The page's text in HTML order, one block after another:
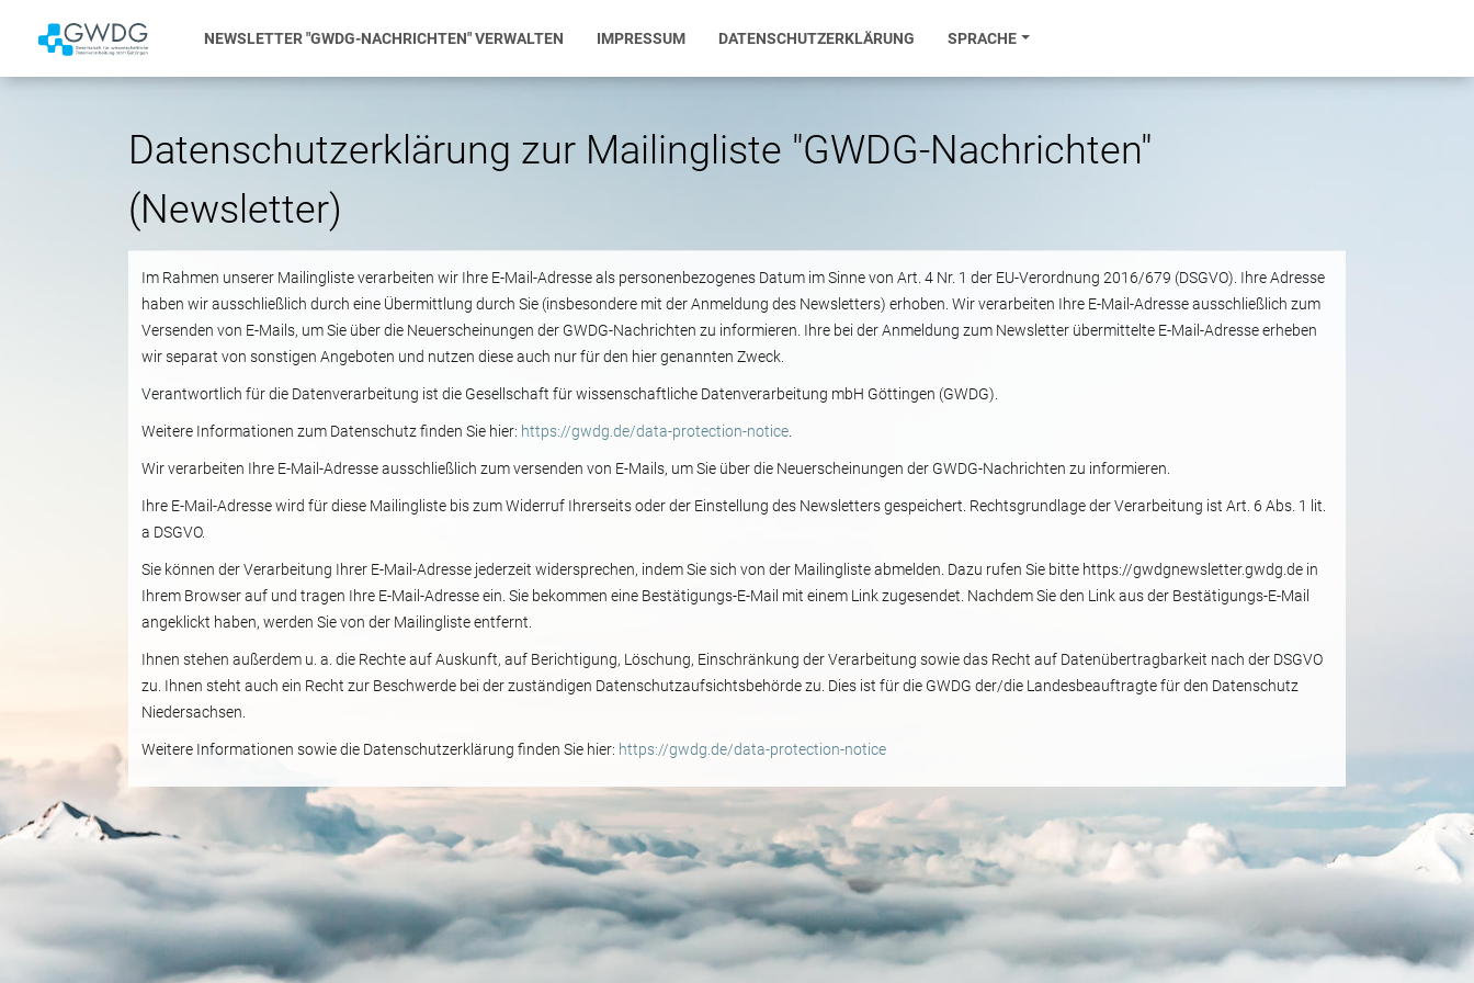
NEWSLETTER "GWDG-NACHRICHTEN" VERWALTEN IMPRESSUM DATENSCHUTZERKLÄRUNG SPRACHE
Datenschutzerklärung zur Mailingliste "GWDG-Nachrichten"
(Newsletter)
Im Rahmen unserer Mailingliste verarbeiten wir Ihre E-Mail-Adresse als personenbezogenes Datum im Sinne von Art. 4 Nr. 1 der EU-Verordnung 2016/679 (DSGVO). Ihre Adresse
haben wir ausschließlich durch eine Übermittlung durch Sie (insbesondere mit der Anmeldung des Newsletters) erhoben. Wir verarbeiten Ihre E-Mail-Adresse ausschließlich zum
Versenden von E-Mails, um Sie über die Neuerscheinungen der GWDG-Nachrichten zu informieren. Ihre bei der Anmeldung zum Newsletter übermittelte E-Mail-Adresse erheben
wir separat von sonstigen Angeboten und nutzen diese auch nur für den hier genannten Zweck.
Verantwortlich für die Datenverarbeitung ist die Gesellschaft für wissenschaftliche Datenverarbeitung mbH Göttingen (GWDG).
Weitere Informationen zum Datenschutz finden Sie hier: https://gwdg.de/data-protection-notice
Wir verarbeiten Ihre E-Mail-Adresse ausschließlich zum versenden von E-Mails, um Sie über die Neuerscheinungen der GWDG-Nachrichten zu informieren.
Ihre E-Mail-Adresse wird für diese Mailingliste bis zum Widerruf Ihrerseits oder der Einstellung des Newsletters gespeichert. Rechtsgrundlage der Verarbeitung ist Art. 6 Abs. 1 lit.
a DSGVO.
Sie können der Verarbeitung Ihrer E-Mail-Adresse jederzeit widersprechen, indem Sie sich von der Mailingliste abmelden. Dazu rufen Sie bitte https://gwdgnewsletter.gwdg.de in
Ihrem Browser auf und tragen Ihre E-Mail-Adresse ein. Sie bekommen eine Bestätigungs-E-Mail mit einem Link zugesendet. Nachdem Sie den Link aus der Bestätigungs-E-Mail
angeklickt haben, werden Sie von der Mailingliste entfernt.
Ihnen stehen außerdem u. a. die Rechte auf Auskunft, auf Berichtigung, Löschung, Einschränkung der Verarbeitung sowie das Recht auf Datenübertragbarkeit nach der DSGVO
zu. Ihnen steht auch ein Recht zur Beschwerde bei der zuständigen Datenschutzaufsichtsbehörde zu. Dies ist für die GWDG der/die Landesbeauftragte für den Datenschutz
Niedersachsen.
Weitere Informationen sowie die Datenschutzerklärung finden Sie hier: https://gwdg.de/data-protection-notice